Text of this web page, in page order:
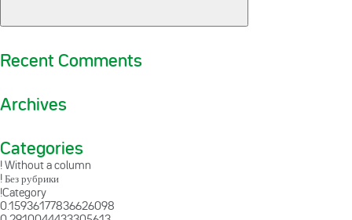
Recent Comments
Archives
Categories
! Without a column
! Без рубрики
!Category
0.15936177836626098